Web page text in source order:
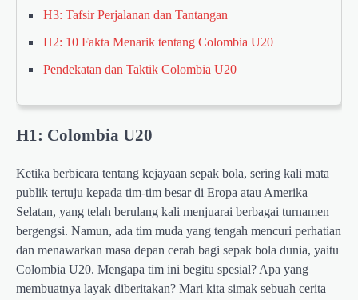
H3: Tafsir Perjalanan dan Tantangan
H2: 10 Fakta Menarik tentang Colombia U20
Pendekatan dan Taktik Colombia U20
H1: Colombia U20
Ketika berbicara tentang kejayaan sepak bola, sering kali mata
publik tertuju kepada tim-tim besar di Eropa atau Amerika
Selatan, yang telah berulang kali menjuarai berbagai turnamen
bergengsi. Namun, ada tim muda yang tengah mencuri perhatian
dan menawarkan masa depan cerah bagi sepak bola dunia, yaitu
Colombia U20. Mengapa tim ini begitu spesial? Apa yang
membuatnya layak diberitakan? Mari kita simak sebuah cerita